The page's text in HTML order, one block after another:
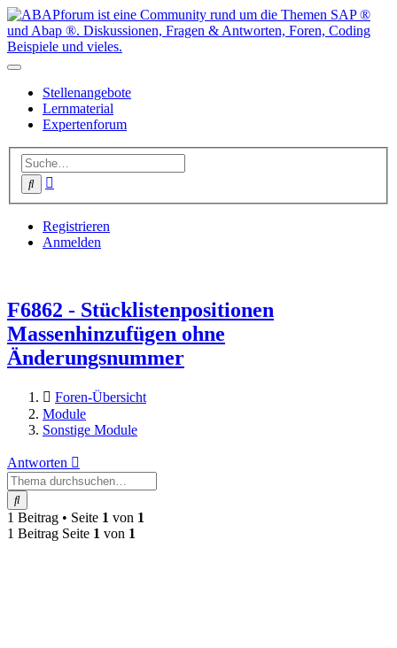
Stellenangebote
Lernmaterial
Expertenforum
Suche
Registrieren
Anmelden
F6862 - Stücklistenpositionen
Massenhinzufügen ohne
Änderungsnummer
Foren-Übersicht
Module
Sonstige Module
Antworten
Suche
1 Beitrag • Seite 1 von 1
1 Beitrag Seite 1 von 1